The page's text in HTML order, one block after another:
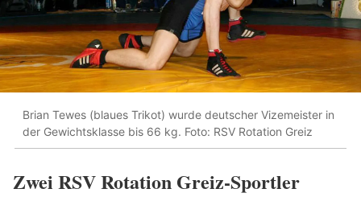
Brian Tewes (blaues Trikot) wurde deutscher Vizemeister in
der Gewichtsklasse bis 66 kg. Foto: RSV Rotation Greiz
Zwei RSV Rotation Greiz-Sportler